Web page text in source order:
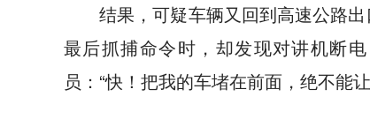
结果，可疑车辆又回到高速公路
最后抓捕命令时，却发现对讲机断
员：“快！把我的车堵在前面，绝不能